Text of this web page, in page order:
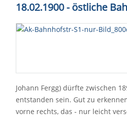
18.02.1900 - östliche
Johann Fergg) dürfte zwischen
entstanden sein. Gut zu
vorne rechts, das - nur leicht